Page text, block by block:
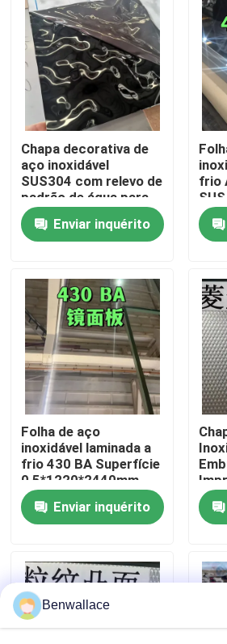
Para casa
Produtos
Vídeos
Sobre nós
Visita à fábrica
Controle de qualidade
Contacte-nos
Casos
Chapa decorativa de
aço inoxidável
SUS304 com relevo de
padrão de água para
uso arquitetônico
externoEnviar inquérito
frio
Folha de aço
inoxidável laminada a
frio 430 BA Superfície
0,5*1220*2440mm
com superfície de
espelho 6KEnviar inquérito
mm
Benwallace